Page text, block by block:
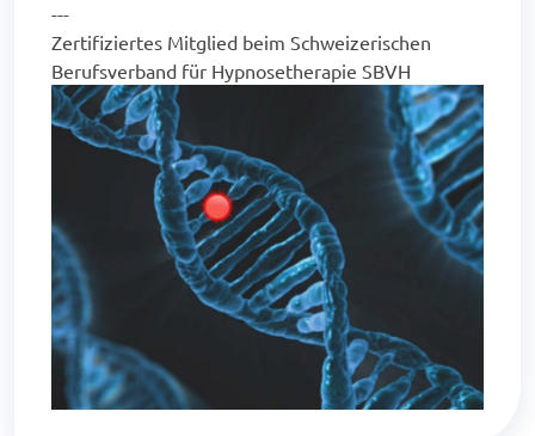
---
Zertifiziertes Mitglied beim Schweizerischen
Berufsverband für Hypnosetherapie SBVH